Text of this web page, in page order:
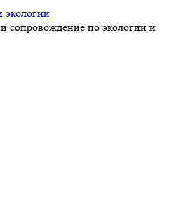
экологии
сопровождение по экологии и